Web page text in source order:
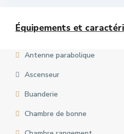
Équipements et
Antenne parabolique
Ascenseur
Buanderie
Chambre de bonne